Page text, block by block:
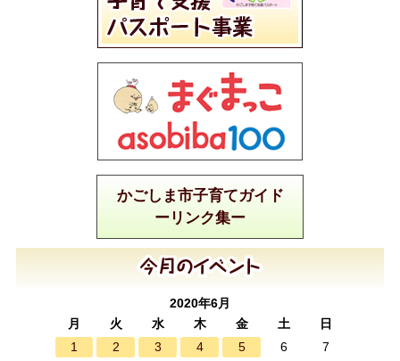
かごしま市子育てガイド
ーリンク集ー
2020年6月
月
火 水 木 金 土
日
1
2 3 4 5 6
7